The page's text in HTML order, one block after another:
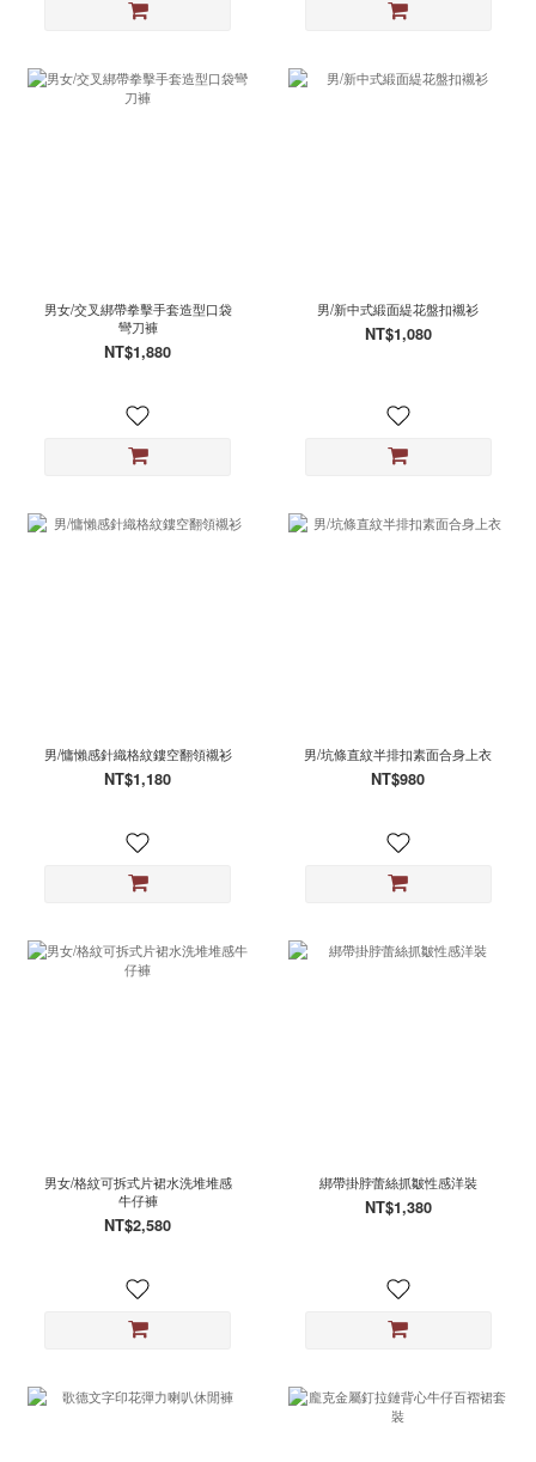
男女/交叉綁帶拳擊手套造型口袋
彎刀褲
NT$1,880
男/新中式緞面緹花盤扣襯衫
NT$1,080
男/慵懶感針織格紋鏤空翻領襯衫
NT$1,180
男/坑條直紋半排扣素面合身上衣
NT$980
男女/格紋可拆式片裙水洗堆堆感
牛仔褲
NT$2,580
綁帶掛脖蕾絲抓皺性感洋裝
NT$1,380